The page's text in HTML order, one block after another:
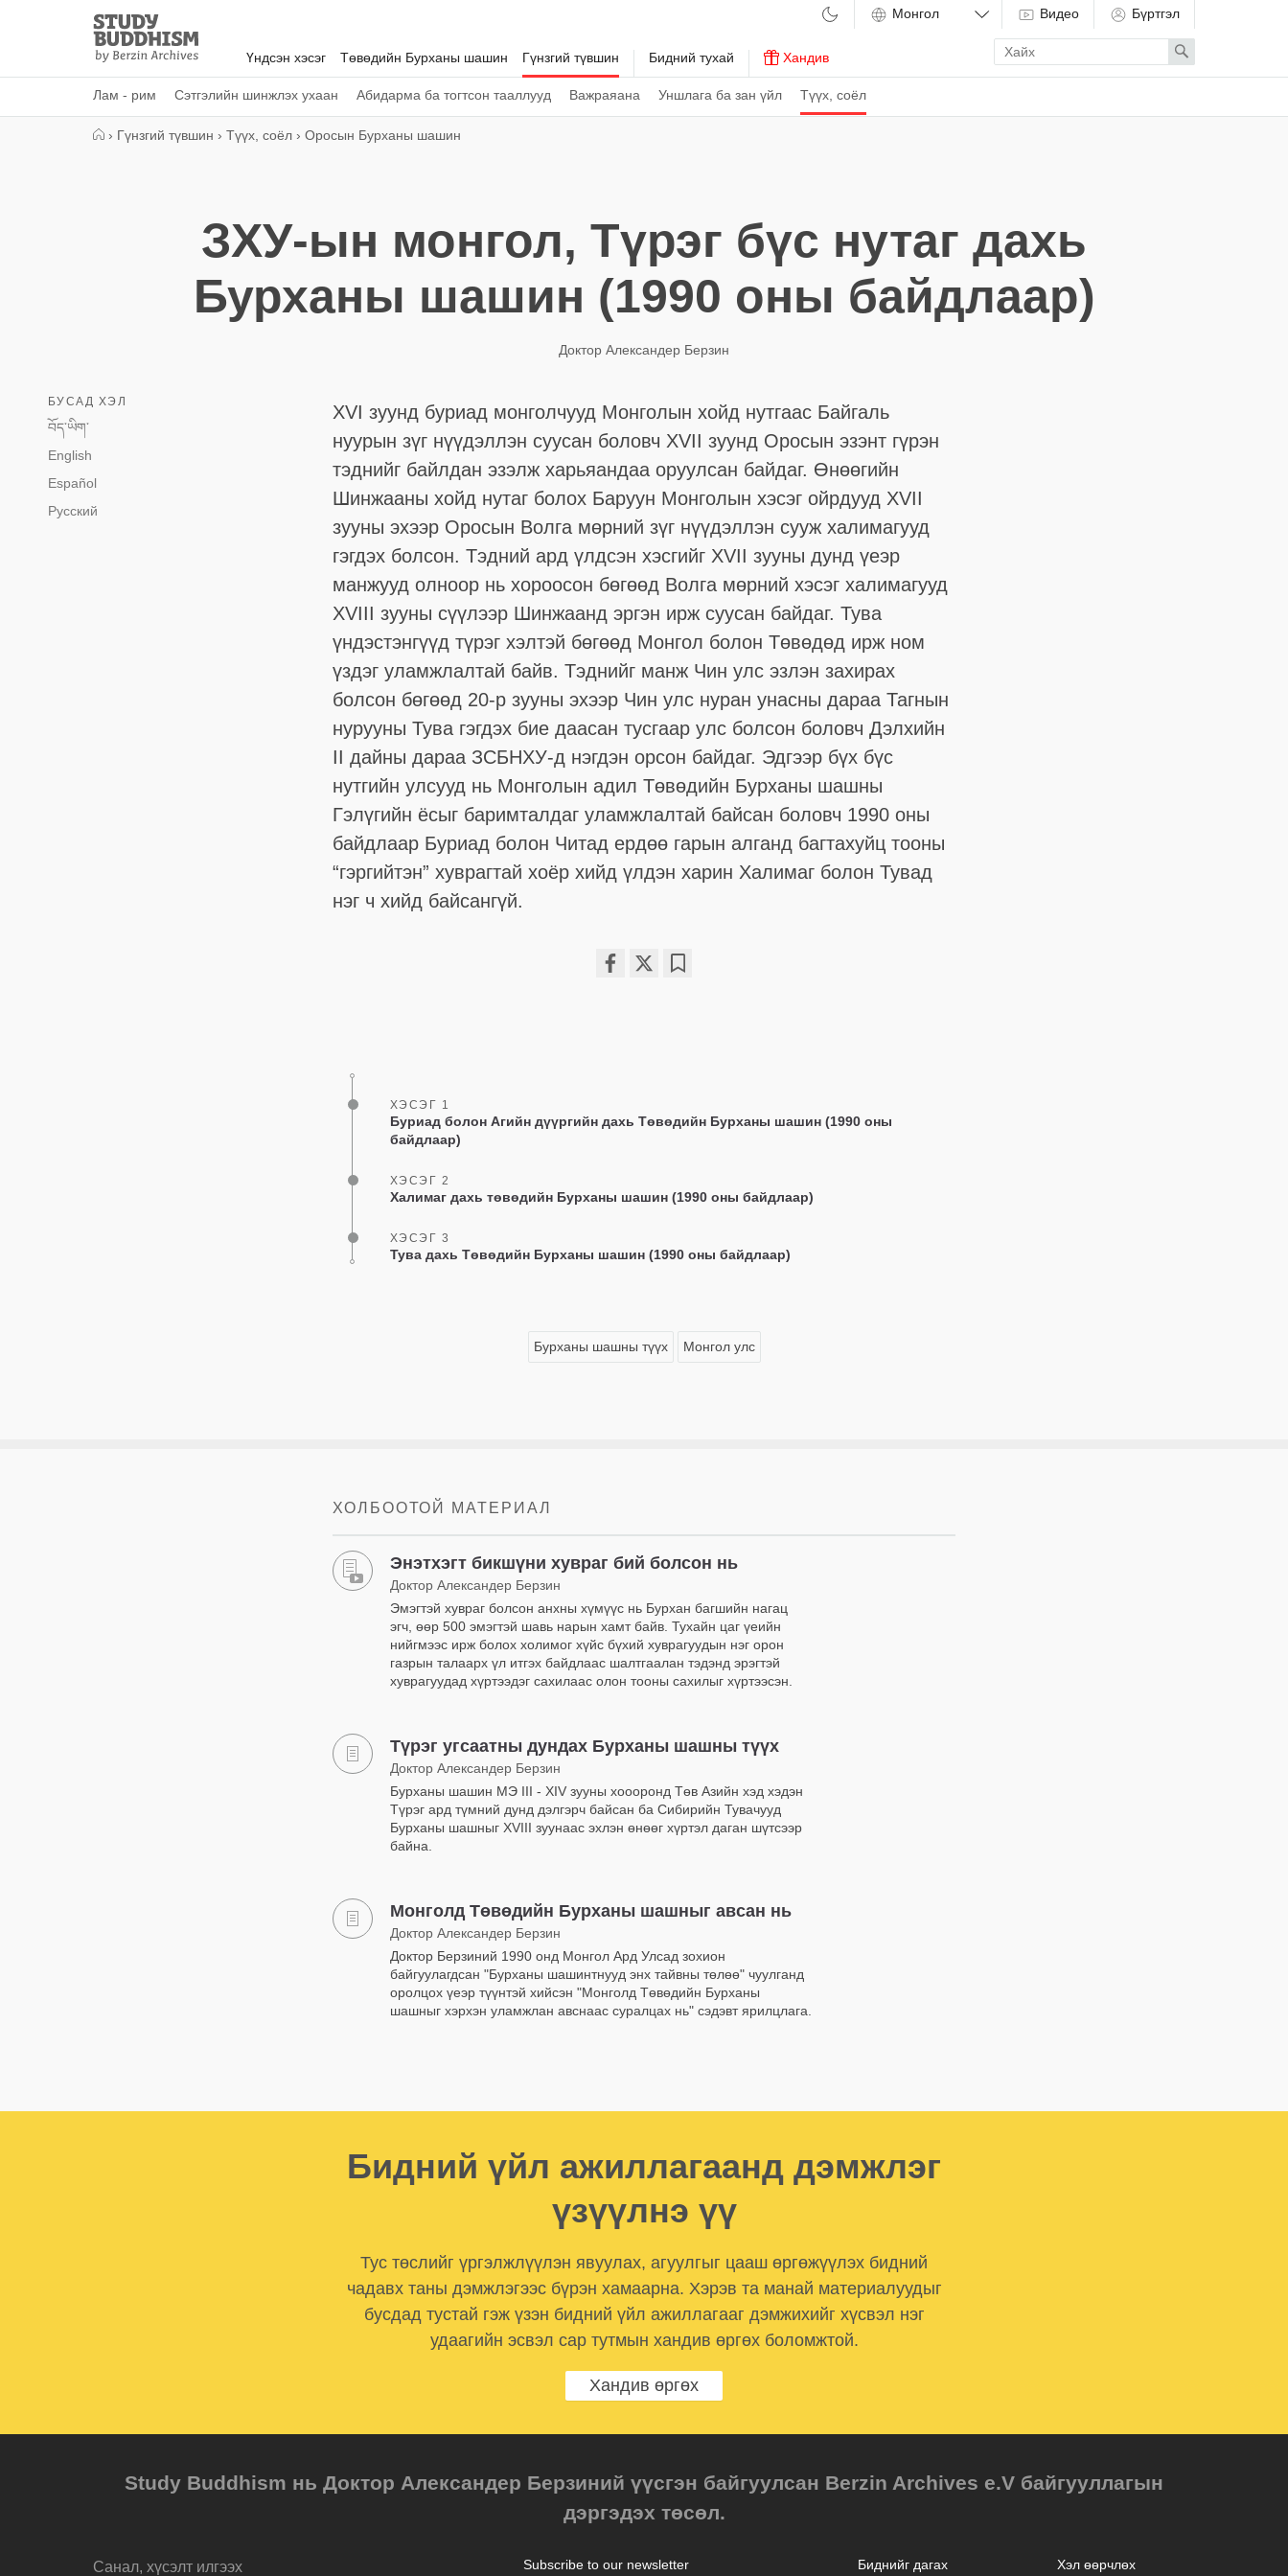
Study
Buddhism
Home
Үндсэн хэсэг Төвөдийн Бурханы шашин Гүнзгий түвшин
Лам - рим Сэтгэлийн шинжлэх ухаан Абидарма ба тогтсон тааллууд Важраяана Уншлага ба зан үйл Түүх, соёл
Бидний тухай Хандив
Видео Бүртгэл
Enter
search
term
Search
› Гүнзгий түвшин › Түүх, соёл › Оросын Бурханы шашин
ЗХУ-ын монгол, Түрэг бүс нутаг дахь
Бурханы шашин (1990 оны байдлаар)
Доктор Александер Берзин
БУСАД ХЭЛ
བོད་ཡིག་
English
Español
Русский
XVI зуунд буриад монголчууд Монголын хойд нутгаас Байгаль
нуурын зүг нүүдэллэн суусан боловч XVII зуунд Оросын эзэнт гүрэн
тэднийг байлдан эзэлж харьяандаа оруулсан байдаг. Өнөөгийн
Шинжааны хойд нутаг болох Баруун Монголын хэсэг ойрдууд XVII
зууны эхээр Оросын Волга мөрний зүг нүүдэллэн сууж халимагууд
гэгдэх болсон. Тэдний ард үлдсэн хэсгийг XVII зууны дунд үеэр
манжууд олноор нь хороосон бөгөөд Волга мөрний хэсэг халимагууд
XVIII зууны сүүлээр Шинжаанд эргэн ирж суусан байдаг. Тува
үндэстэнгүүд түрэг хэлтэй бөгөөд Монгол болон Төвөдөд ирж ном
үздэг уламжлалтай байв. Тэднийг манж Чин улс эзлэн захирах
болсон бөгөөд 20-р зууны эхээр Чин улс нуран унасны дараа Тагнын
нурууны Тува гэгдэх бие даасан тусгаар улс болсон боловч Дэлхийн
II дайны дараа ЗСБНХУ-д нэгдэн орсон байдаг. Эдгээр бүх бүс
нутгийн улсууд нь Монголын адил Төвөдийн Бурханы шашны
Гэлүгийн ёсыг баримталдаг уламжлалтай байсан боловч 1990 оны
байдлаар Буриад болон Читад ердөө гарын алганд багтахуйц тооны
“гэргийтэн” хуврагтай хоёр хийд үлдэн харин Халимаг болон Тувад
нэг ч хийд байсангүй.
ХЭСЭГ 1
Буриад болон Агийн дүүргийн дахь Төвөдийн Бурханы шашин (1990 оны
байдлаар)
ХЭСЭГ 2
Халимаг дахь төвөдийн Бурханы шашин (1990 оны байдлаар)
ХЭСЭГ 3
Тува дахь Төвөдийн Бурханы шашин (1990 оны байдлаар)
Бурханы шашны түүх Монгол улс
ХОЛБООТОЙ МАТЕРИАЛ
Энэтхэгт бикшүни хувраг бий болсон нь
Доктор Александер Берзин
Эмэгтэй хувраг болсон анхны хүмүүс нь Бурхан багшийн нагац
эгч, өөр 500 эмэгтэй шавь нарын хамт байв. Тухайн цаг үеийн
нийгмээс ирж болох холимог хүйс бүхий хуврагуудын нэг орон
газрын талаарх үл итгэх байдлаас шалтгаалан тэдэнд эрэгтэй
хуврагуудад хүртээдэг сахилаас олон тооны сахилыг хүртээсэн.
Түрэг угсаатны дундах Бурханы шашны түүх
Доктор Александер Берзин
Бурханы шашин МЭ III - XIV зууны хоооронд Төв Азийн хэд хэдэн
Түрэг ард түмний дунд дэлгэрч байсан ба Сибирийн Тувачууд
Бурханы шашныг XVIII зуунаас эхлэн өнөөг хүртэл даган шүтсээр
байна.
Монголд Төвөдийн Бурханы шашныг авсан нь
Доктор Александер Берзин
Доктор Берзиний 1990 онд Монгол Ард Улсад зохион
байгуулагдсан "Бурханы шашинтнууд энх тайвны төлөө" чуулганд
оролцох үеэр түүнтэй хийсэн "Монголд Төвөдийн Бурханы
шашныг хэрхэн уламжлан авснаас суралцах нь" сэдэвт ярилцлага.
Бидний үйл ажиллагаанд дэмжлэг
үзүүлнэ үү
Тус төслийг үргэлжлүүлэн явуулах, агуулгыг цааш өргөжүүлэх бидний
чадавх таны дэмжлэгээс бүрэн хамаарна. Хэрэв та манай материалуудыг
бусдад тустай гэж үзэн бидний үйл ажиллагааг дэмжихийг хүсвэл нэг
удаагийн эсвэл сар тутмын хандив өргөх боломжтой.
Хандив өргөх
Study Buddhism нь Доктор Александер Берзиний үүсгэн байгуулсан Berzin Archives e.V байгууллагын
дэргэдэх төсөл.
Санал, хүсэлт илгээх Хэл өөрчлөх
Биднийг дагах
Subscribe to our newsletter